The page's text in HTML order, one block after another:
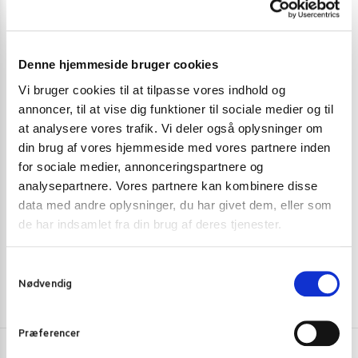
Denne hjemmeside bruger cookies
Vi bruger cookies til at tilpasse vores indhold og
annoncer, til at vise dig funktioner til sociale medier og til
at analysere vores trafik. Vi deler også oplysninger om
din brug af vores hjemmeside med vores partnere inden
for sociale medier, annonceringspartnere og
analysepartnere. Vores partnere kan kombinere disse
data med andre oplysninger, du har givet dem, eller som
de har indsamlet fra din brug af deres tjenester.
Nødvendig
Præferencer
SLIK OG SØDE SAGER
White Rabbit creamy candy mælkekaramel pose 180 g.
45,00kr.
Tilføj til kurv
SLIK OG SØDE
Haw flakes